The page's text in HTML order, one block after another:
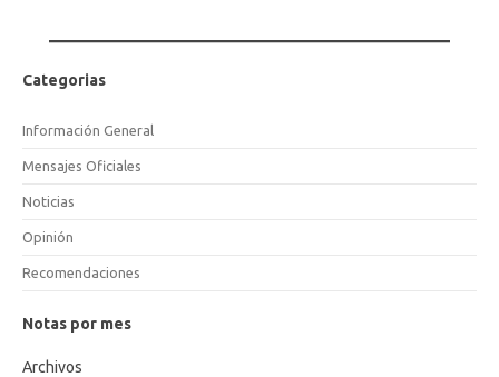
Categorias
Información General
Mensajes Oficiales
Noticias
Opinión
Recomendaciones
Notas por mes
Archivos